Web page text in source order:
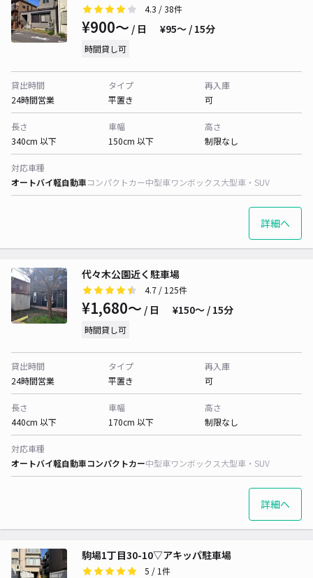
4.3 / 38件
¥900〜 / 日 ¥95〜 / 15分
時間貸し可
貸出時間
24時間営業
タイプ
平置き
再入庫
可
長さ
340cm 以下
車幅
150cm 以下
高さ
制限なし
対応車種
オートバイ軽自動車コンパクトカー中型車ワンボックス大型車・SUV
詳細へ
代々木公園近く駐車場
4.7 / 125件
¥1,680〜 / 日 ¥150〜 / 15分
時間貸し可
貸出時間
24時間営業
タイプ
平置き
再入庫
可
長さ
440cm 以下
車幅
170cm 以下
高さ
制限なし
対応車種
オートバイ軽自動車コンパクトカー中型車ワンボックス大型車・SUV
詳細へ
駒場1丁目30-10▽アキッパ駐車場
5 / 1件